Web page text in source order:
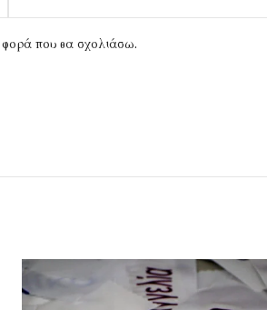
φορά που θα σχολιάσω.